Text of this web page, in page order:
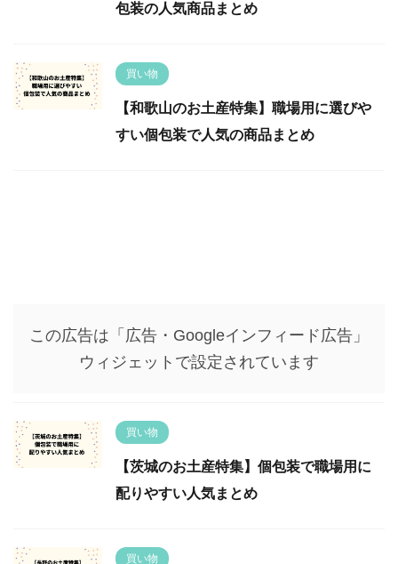
包装の人気商品まとめ
買い物
【和歌山のお土産特集】職場用に選びや
すい個包装で人気の商品まとめ
この広告は「広告・Googleインフィード広告」
ウィジェットで設定されています
買い物
【茨城のお土産特集】個包装で職場用に
配りやすい人気まとめ
買い物